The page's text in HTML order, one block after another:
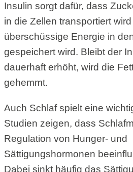
Insulin sorgt dafür, dass
in die Zellen transportiert
überschüssige Energie in
gespeichert wird. Bleibt der
dauerhaft erhöht, wird die
gehemmt.
Auch Schlaf spielt eine
Studien zeigen, dass
Regulation von Hunger- und
Sättigungshormonen
Dabei sinkt häufig das